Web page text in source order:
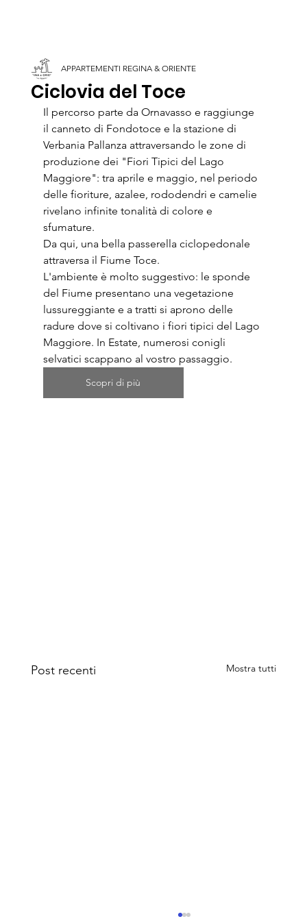
Ciclovia del Toce
APPARTEMENTI REGINA & ORIENTE
Il percorso parte da Ornavasso e raggiunge
il canneto di Fondotoce e la stazione di
Verbania Pallanza attraversando le zone di
produzione dei "Fiori Tipici del Lago
Maggiore": tra aprile e maggio, nel periodo
delle fioriture, azalee, rododendri e camelie
rivelano infinite tonalità di colore e
sfumature.
Da qui, una bella passerella ciclopedonale
attraversa il Fiume Toce.
L'ambiente è molto suggestivo: le sponde
del Fiume presentano una vegetazione
lussureggiante e a tratti si aprono delle
radure dove si coltivano i fiori tipici del Lago
Maggiore. In Estate, numerosi conigli
selvatici scappano al vostro passaggio.
Scopri di più
Post recenti Mostra tutti